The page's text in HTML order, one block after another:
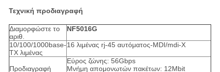
Τεχνική προδιαγραφή
Διαμορφώστε το
αριθ.
NF5016G
10/100/1000base-
TX λιμένας
16 λιμένας rj-45 αυτόματος-MDI/mdi-Χ
Προδιαγραφή
Εύρος ζώνης: 56Gbps
Μνήμη απομονωτών πακέτων: 12Mbit